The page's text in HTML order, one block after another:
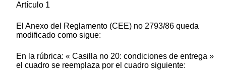
Artículo 1
El Anexo del Reglamento (CEE) no 2793/86 queda
modificado como sigue:
En la rúbrica: « Casilla no 20: condiciones de entrega »
el cuadro se reemplaza por el cuadro siguiente: